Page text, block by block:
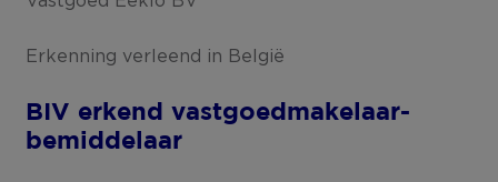
Erkenning verleend in België
BIV erkend vastgoedmakelaar-
bemiddelaar